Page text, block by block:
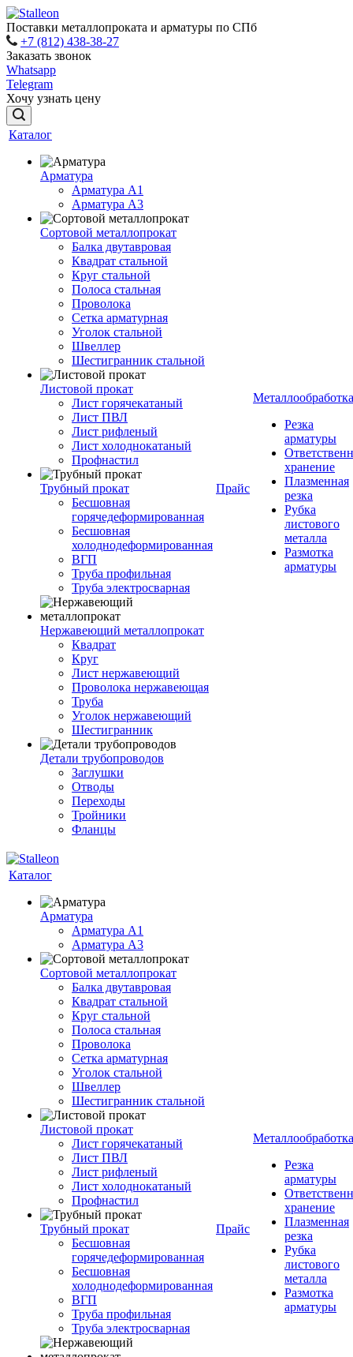
Поставки металлопроката и арматуры по СПб
+7 (812) 438-38-27
Заказать звонок
Whatsapp
Telegram
Хочу узнать цену
Каталог
Арматура
Арматура A1
Арматура А3
Сортовой металлопрокат
Балка двутавровая
Квадрат стальной
Круг стальной
Полоса стальная
Проволока
Сетка арматурная
Уголок стальной
Швеллер
Шестигранник стальной
Листовой прокат
Лист горячекатаный
Лист ПВЛ
Лист рифленый
Лист холоднокатаный
Профнастил
Трубный прокат
Бесшовная
горячедеформированная
Бесшовная
холоднодеформированная
ВГП
Труба профильная
Труба электросварная
Нержавеющий металлопрокат
Квадрат
Круг
Лист нержавеющий
Проволока нержавеющая
Труба
Уголок нержавеющий
Шестигранник
Детали трубопроводов
Заглушки
Отводы
Переходы
Тройники
Фланцы
Прайс
Металлообработка
Резка
арматуры
хранение
Плазменная
резка
Рубка
листового
металла
Размотка
арматуры
Каталог
Арматура
Арматура A1
Арматура А3
Сортовой металлопрокат
Балка двутавровая
Квадрат стальной
Круг стальной
Полоса стальная
Проволока
Сетка арматурная
Уголок стальной
Швеллер
Шестигранник стальной
Листовой прокат
Лист горячекатаный
Лист ПВЛ
Лист рифленый
Лист холоднокатаный
Профнастил
Трубный прокат
Бесшовная
горячедеформированная
Бесшовная
холоднодеформированная
ВГП
Труба профильная
Труба электросварная
Прайс
Металлообработка
Резка
арматуры
хранение
Плазменная
резка
Рубка
листового
металла
Размотка
арматуры